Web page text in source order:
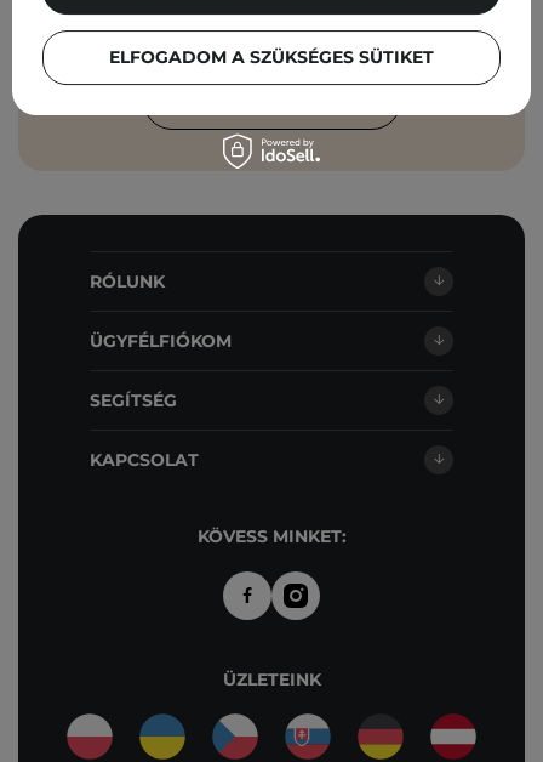
kapjak, és hogy adataimat a Cosibella
sp. z o.o. azAdatvédelmi Irányelveknek
megfelelően feldolgozza.
RÓLUNK
ÜGYFÉLFIÓKOM
SEGÍTSÉG
KAPCSOLAT
KÖVESS MINKET:
ÜZLETEINK
ELFOGADOM A SZÜKSÉGES SÜTIKET